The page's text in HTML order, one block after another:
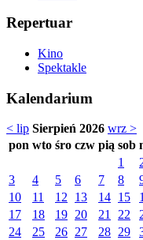
Repertuar
Kino
Spektakle
Kalendarium
< lip Sierpień 2026 wrz >
pon wto śro czw pią sob
1
3
4 5 6 7 8
10
11 12 13 14 15
17
18 19 20 21 22
24
25 26 27 28 29